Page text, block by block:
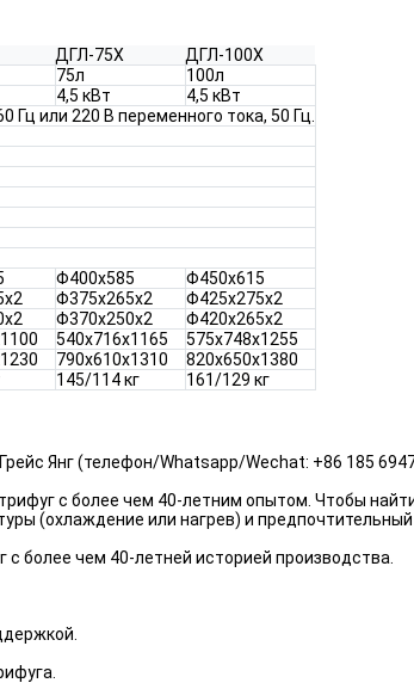
ДГЛ-75Х
ДГЛ-100Х
75л
100л
4,5 кВт
4,5 кВт
Гц или 220 В переменного тока, 50 Гц.
Φ400x585
Φ450x615
Φ375x265x2
Φ425x275x2
Φ370x250x2
Φ420x265x2
540x716x1165
575x748x1255
790x610x1310
820x650x1380
145/114 кг
161/129 кг
Янг (телефон/Whatsapp/Wechat: +86 185
с более чем 40-летним опытом. Чтобы
(охлаждение или нагрев) и
более чем 40-летней историей производства.